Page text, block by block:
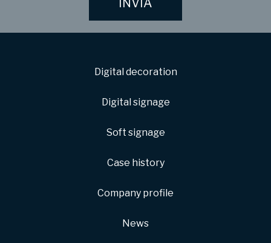
Digital decoration
Digital signage
Soft signage
Case history
Company profile
News